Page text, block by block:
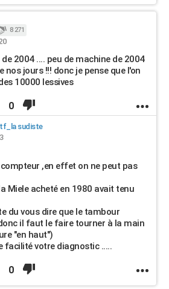
8 271
2004 .... peu de machine de 2004
nos jours !!! donc je pense que l'on
10000 lessives
0
sudiste
,en effet on ne peut pas
Miele acheté en 1980 avait tenu
du vous dire que le tambour
il faut le faire tourner à la main
"en haut")
facilité votre diagnostic .....
0